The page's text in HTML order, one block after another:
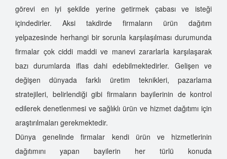
görevi en iyi şekilde yerine getirmek çabası ve isteği
içindedirler. Aksi takdirde firmaların ürün dağıtım
yelpazesinde herhangi bir sorunla karşılaşılması durumunda
firmalar çok ciddi maddi ve manevi zararlarla karşılaşarak
bazı durumlarda iflas dahi edebilmektedirler. Gelişen ve
değişen dünyada farklı üretim teknikleri, pazarlama
stratejileri, belirlendiği gibi firmaların bayilerinin de kontrol
edilerek denetlenmesi ve sağlıklı ürün ve hizmet dağıtımı için
araştırılmaları gerekmektedir.
Dünya genelinde firmalar kendi ürün ve hizmetlerinin
dağıtımını yapan bayilerin her türlü konuda